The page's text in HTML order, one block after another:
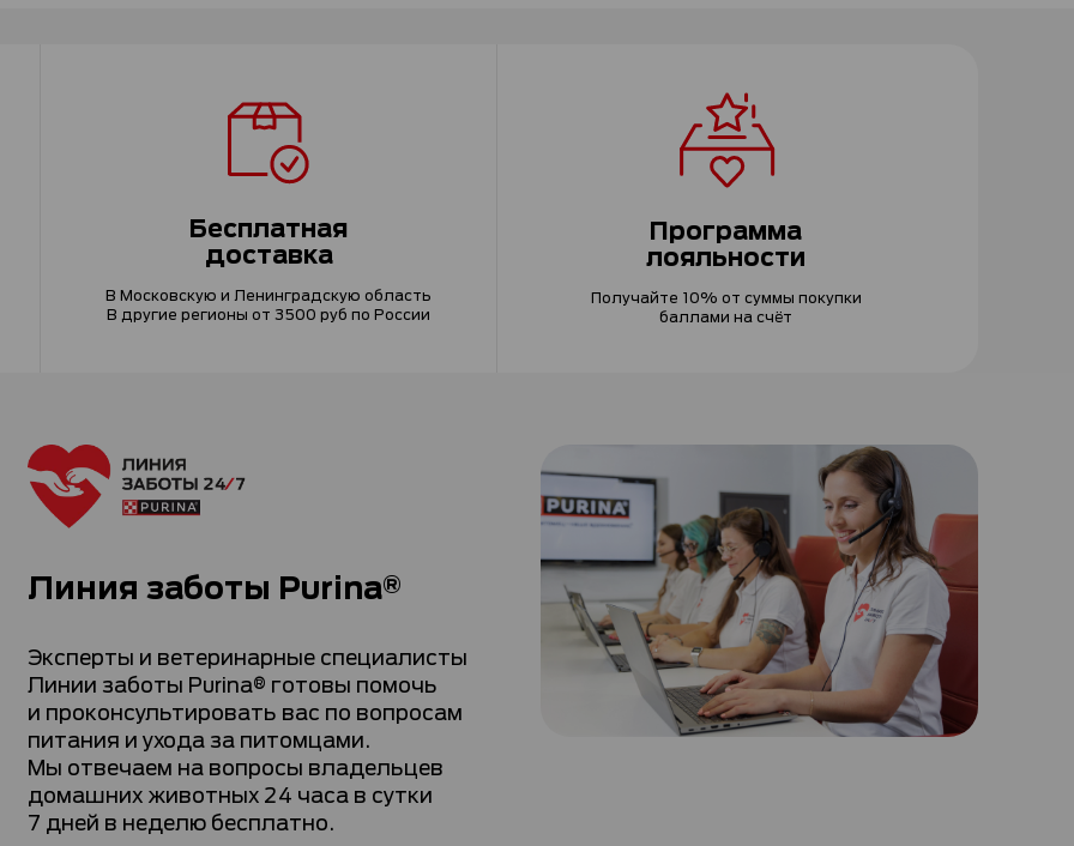
Бесплатная
доставка
В Московскую и Ленинградскую область
В другие регионы от 3500 руб по России
Программа
лояльности
Получайте 10% от суммы покупки
баллами на счёт
Линия заботы Purina®
Эксперты и ветеринарные специалисты
Линии заботы Purina® готовы помочь
и проконсультировать вас по вопросам
питания и ухода за питомцами.
Мы отвечаем на вопросы владельцев
домашних животных 24 часа в сутки
7 дней в неделю бесплатно.